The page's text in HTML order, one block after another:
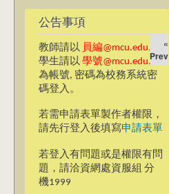
公告事項
教師請以 員編@mcu.edu.tw
學生請以 學號@mcu.edu.tw
為帳號, 密碼為校務系統密
碼登入。
若需申請表單製作者權限，
請先行登入後填寫申請表單
若登入有問題或是權限有問
題，請洽資網處資服組 分
機1999
«
Prev